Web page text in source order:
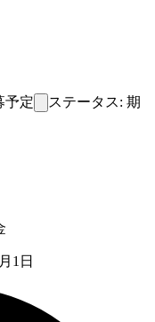
予定
ステータス: 期
1日